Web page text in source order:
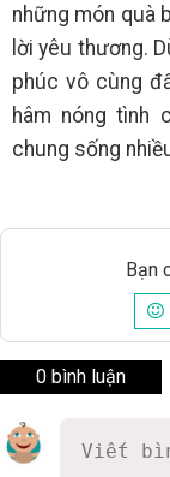
những món quà
lời yêu thương.
phúc vô cùng
hâm nóng tình
chung sống
Bạn
0 bình luận